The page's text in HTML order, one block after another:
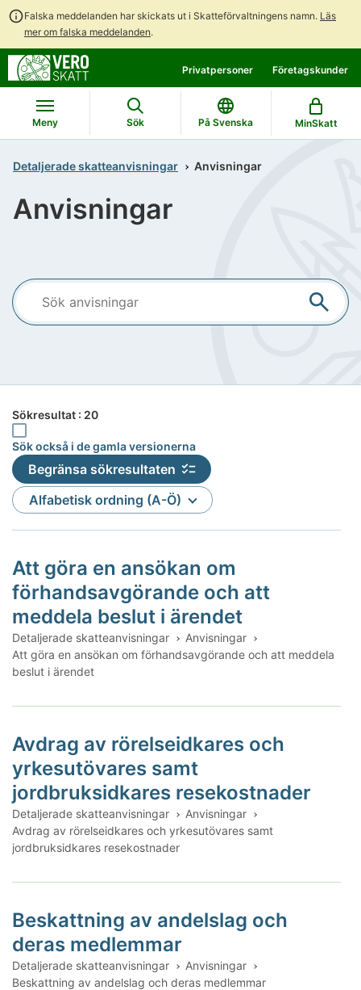
Falska meddelanden har skickats ut i Skatteförvaltningens namn. Läs
mer om falska meddelanden.
direkt
till
innehållet
till
hela
webbplatsens
sökning
Privatpersoner Företagskunder
Meny Sök På Svenska MinSkatt
Detaljerade skatteanvisningar Anvisningar
Anvisningar
Sökresultat : 20
Sök också i de gamla versionerna
Sök också i de gamla versionerna
Begränsa sökresultaten
Sortera
Alfabetisk ordning (A-Ö)
Att göra en ansökan om
förhandsavgörande och att
meddela beslut i ärendet
Detaljerade skatteanvisningar
Anvisningar
Att göra en ansökan om förhandsavgörande och att meddela
beslut i ärendet
Avdrag av rörelseidkares och
yrkesutövares samt
jordbruksidkares resekostnader
Detaljerade skatteanvisningar
Anvisningar
Avdrag av rörelseidkares och yrkesutövares samt
jordbruksidkares resekostnader
Beskattning av andelslag och
deras medlemmar
Detaljerade skatteanvisningar
Anvisningar
Beskattning av andelslag och deras medlemmar